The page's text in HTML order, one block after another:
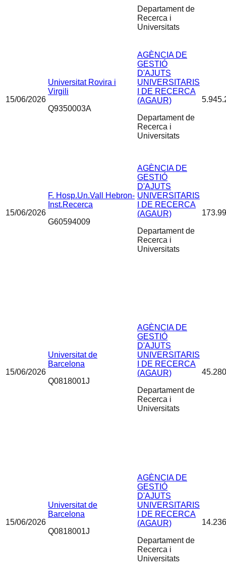
Departament de
Recerca i
Universitats
15/06/2026
Universitat Rovira i
Virgili
Q9350003A
AGÈNCIA DE
GESTIÓ
D'AJUTS
UNIVERSITARIS
I DE RECERCA
(AGAUR)
Departament de
Recerca i
Universitats
15/06/2026
F. Hosp.Un.Vall Hebron-
Inst.Recerca
G60594009
AGÈNCIA DE
GESTIÓ
D'AJUTS
UNIVERSITARIS
I DE RECERCA
(AGAUR)
Departament de
Recerca i
Universitats
15/06/2026
Universitat de
Barcelona
Q0818001J
AGÈNCIA DE
GESTIÓ
D'AJUTS
UNIVERSITARIS
I DE RECERCA
(AGAUR)
Departament de
Recerca i
Universitats
15/06/2026
Universitat de
Barcelona
Q0818001J
AGÈNCIA DE
GESTIÓ
D'AJUTS
UNIVERSITARIS
I DE RECERCA
(AGAUR)
Departament de
Recerca i
Universitats